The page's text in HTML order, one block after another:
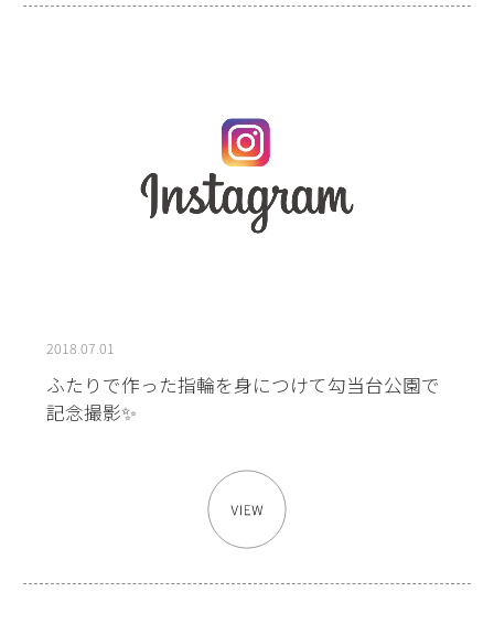
2018.07.01
ふたりで作った指輪を身につけて勾当台公園で
記念撮影✨